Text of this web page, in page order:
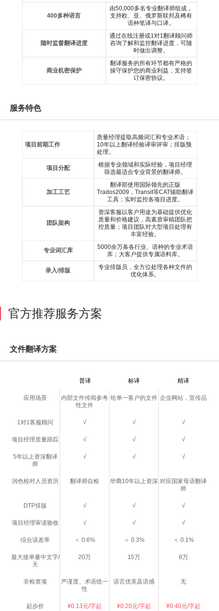
400多种语言
由50,000多名专业翻译师组成，
支持欧、亚、俄罗斯联邦及稀有
语种笔译与口译。
随时监督翻译进度
通过在线注册或1对1翻译顾问师
咨询了解和监控翻译进度，可随
时做出调整。
商业机密保护
翻译服务的所有环节都有严格的
操守保护您的商业利益，支持签
订保密协议。
服务特色
项目前期工作
质量经理提取高频词汇和专业术语；
10年以上翻译经验译审评审；排版预
处理。
项目分配
根据专业领域和实际经验，项目经理
筛选最适合专业背景的翻译师。
加工工艺
翻译部使用国际领先的正版
Trados2009，Transit等CAT辅助翻译
工具；实时监控各项目进度。
团队架构
资深客服以客户用途为基础提供优化
质量和价格建议，高素质审稿团队把
控质量；项目团队对大型项目处理有
丰富经验。
专业词汇库
5000余万条各行业、语种的专业术语
库；大客户提供专属语料库。
录入/排版
专业排版员，全方位处理各种文件的
优化体系。
官方推荐服务方案
文件翻译方案
普译 标译 精译
应用场景
内部文件传阅参考
性文件
给单一客户的文件 企业网站，宣传品
1对1客服顾问 √ √ √
项目经理质量跟踪 √ √ √
5年以上资深翻译
师
√ √ √
润色校对人员资历 翻译师自检 华裔10年以上资深 对应国家母语翻译
师
DTP排版 √ √ √
项目经理审读验收 √ √ √
综合误差率 ＜ 0.6% ＜ 0.3% ＜ 0.1%
最大接单量中文字/
天
20万 15万 8万
非检查项
严谨度、术语统一
性
语言优美及语感 无
起步价 ¥0.13元/字起 ¥0.20元/字起 ¥0.40元/字起